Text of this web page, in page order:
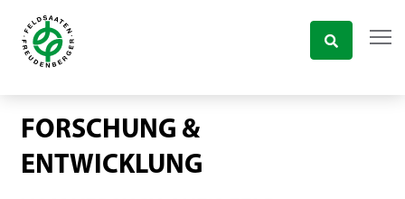
FORSCHUNG &
ENTWICKLUNG